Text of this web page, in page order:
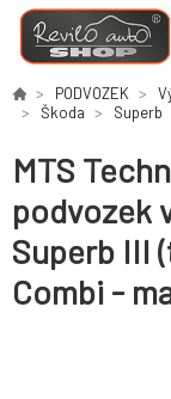
PODVOZEK
Škoda
Superb
MTS
podvozek
Superb III
Combi -